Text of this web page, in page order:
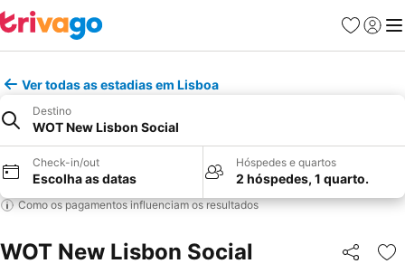
Favoritos
Iniciar
Ver todas as estadias em Lisboa
Destino
WOT New Lisbon Social
Check-in/out
Escolha as datas
Hóspedes e quartos
2 hóspedes, 1 quarto.
Como os pagamentos influenciam os resultados
WOT New Lisbon Social Partilhar